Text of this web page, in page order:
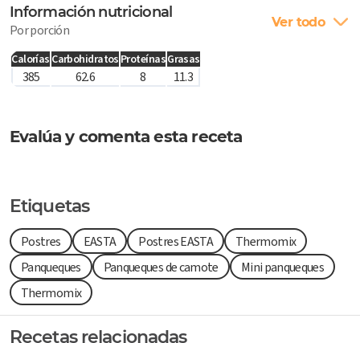
Información nutricional
Por porción Ver todo
Calorías Carbohidratos ProteínasGrasas
385 62.6 8 11.3
Evalúa y comenta esta receta
Etiquetas
Postres EASTA Postres EASTA
Thermomix
Panqueques
Panqueques de camote
Mini panqueques
Thermomix
Recetas relacionadas